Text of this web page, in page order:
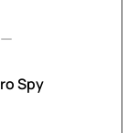
Spy